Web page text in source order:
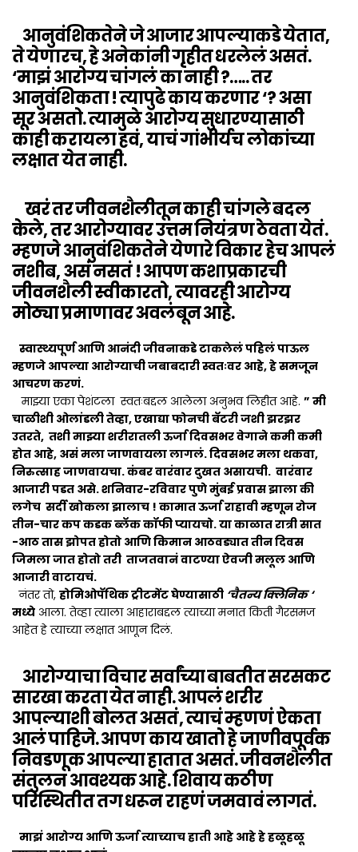
आनुवंशिकतेने जे आजार आपल्याकडे येतात,
ते येणारच, हे अनेकांनी गृहीत धरलेलं असतं.
‘माझं आरोग्य चांगलं का नाही ?….. तर
आनुवंशिकता ! त्यापुढे काय करणार ‘? असा
सूर असतो. त्यामुळे आरोग्य सुधारण्यासाठी
काही करायला हवं, याचं गांभीर्यच लोकांच्या
लक्षात येत नाही.
खरं तर जीवनशैलीतून काही चांगले बदल
केले, तर आरोग्यावर उत्तम नियंत्रण ठेवता येतं.
म्हणजे आनुवंशिकतेने येणारे विकार हेच आपलं
नशीब, असं नसतं ! आपण कशाप्रकारची
जीवनशैली स्वीकारतो, त्यावरही आरोग्य
मोठ्या प्रमाणावर अवलंबून आहे.
स्वास्थ्यपूर्ण आणि आनंदी जीवनाकडे टाकलेलं पहिलं पाऊल
म्हणजे आपल्या आरोग्याची जबाबदारी स्वतःवर आहे, हे समजून
आचरण करणं.
माझ्या एका पेशंटला स्वतःबद्दल आलेला अनुभव लिहीत आहे. ” मी
चाळीशी ओलांडली तेव्हा, एखाद्या फोनची बॅटरी जशी झरझर
उतरते, तशी माझ्या शरीरातली ऊर्जा दिवसभर वेगाने कमी कमी
होत आहे, असं मला जाणवायला लागलं. दिवसभर मला थकवा,
निरुत्साह जाणवायचा. कंबर वारंवार दुखत असायची. वारंवार
आजारी पडत असे. शनिवार-रविवार पुणे मुंबई प्रवास झाला की
लगेच सर्दी खोकला झालाच ! कामात ऊर्जा राहावी म्हणून रोज
तीन-चार कप कडक ब्लॅक कॉफी प्यायचो. या काळात रात्री सात
-आठ तास झोपत होतो आणि किमान आठवड्यात तीन दिवस
जिमला जात होतो तरी ताजतवानं वाटण्या ऐवजी मलूल आणि
आजारी वाटायचं.
नंतर तो, होमिओपॅथिक ट्रीटमेंट घेण्यासाठी ‘चैतन्य क्लिनिक ‘
मध्ये आला. तेव्हा त्याला आहाराबद्दल त्याच्या मनात किती गैरसमज
आहेत हे त्याच्या लक्षात आणून दिलं.
आरोग्याचा विचार सर्वांच्या बाबतीत सरसकट
सारखा करता येत नाही. आपलं शरीर
आपल्याशी बोलत असतं, त्याचं म्हणणं ऐकता
आलं पाहिजे. आपण काय खातो हे जाणीवपूर्वक
निवडणूक आपल्या हातात असतं. जीवनशैलीत
संतुलन आवश्यक आहे. शिवाय कठीण
परिस्थितीत तग धरून राहणं जमवावं लागतं.
माझं आरोग्य आणि ऊर्जा त्याच्याच हाती आहे आहे हे हळूहळू